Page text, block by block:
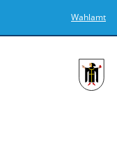
Wahlamt